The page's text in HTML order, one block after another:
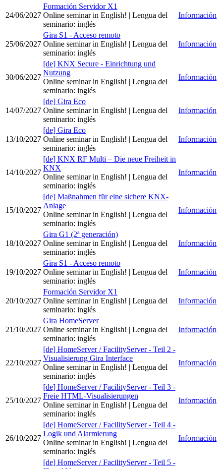
24/06/2027
Formación Servidor X1
Online seminar in English! | Lengua del
seminario: inglés
Información
25/06/2027
Gira S1 - Acceso remoto
Online seminar in English! | Lengua del
seminario: inglés
Información
30/06/2027
[de] KNX Secure - Einrichtung und
Nutzung
Online seminar in English! | Lengua del
seminario: inglés
Información
14/07/2027
[de] Gira Eco
Online seminar in English! | Lengua del
seminario: inglés
Información
13/10/2027
[de] Gira Eco
Online seminar in English! | Lengua del
seminario: inglés
Información
14/10/2027
[de] KNX RF Multi – Die neue Freiheit in
KNX
Online seminar in English! | Lengua del
seminario: inglés
Información
15/10/2027
[de] Maßnahmen für eine sichere KNX-
Anlage
Online seminar in English! | Lengua del
seminario: inglés
Información
18/10/2027
Gira G1 (2ª generación)
Online seminar in English! | Lengua del
seminario: inglés
Información
19/10/2027
Gira S1 - Acceso remoto
Online seminar in English! | Lengua del
seminario: inglés
Información
20/10/2027
Formación Servidor X1
Online seminar in English! | Lengua del
seminario: inglés
Información
21/10/2027
Gira HomeServer
Online seminar in English! | Lengua del
seminario: inglés
Información
22/10/2027
[de] HomeServer / FacilityServer - Teil 2 -
Visualisierung Gira Interface
Online seminar in English! | Lengua del
seminario: inglés
Información
25/10/2027
[de] HomeServer / FacilityServer - Teil 3 -
Freie HTML-Visualisierungen
Online seminar in English! | Lengua del
seminario: inglés
Información
26/10/2027
[de] HomeServer / FacilityServer - Teil 4 -
Logik und Alarmierung
Online seminar in English! | Lengua del
seminario: inglés
Información
[de] HomeServer / FacilityServer - Teil 5 -